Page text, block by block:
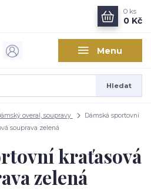
Menu
Hledat
0 ks
0 Kč
overal, soupravy
Dámská sportovní
souprava zelená
kraťasová
zelená